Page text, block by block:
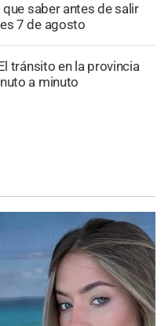
saber antes de salir
7 de agosto
tránsito en la provincia
a minuto